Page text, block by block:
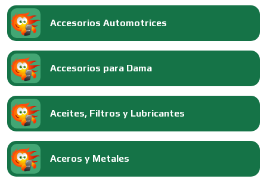
Accesorios Automotrices
Accesorios para Dama
Aceites, Filtros y Lubricantes
Aceros y Metales